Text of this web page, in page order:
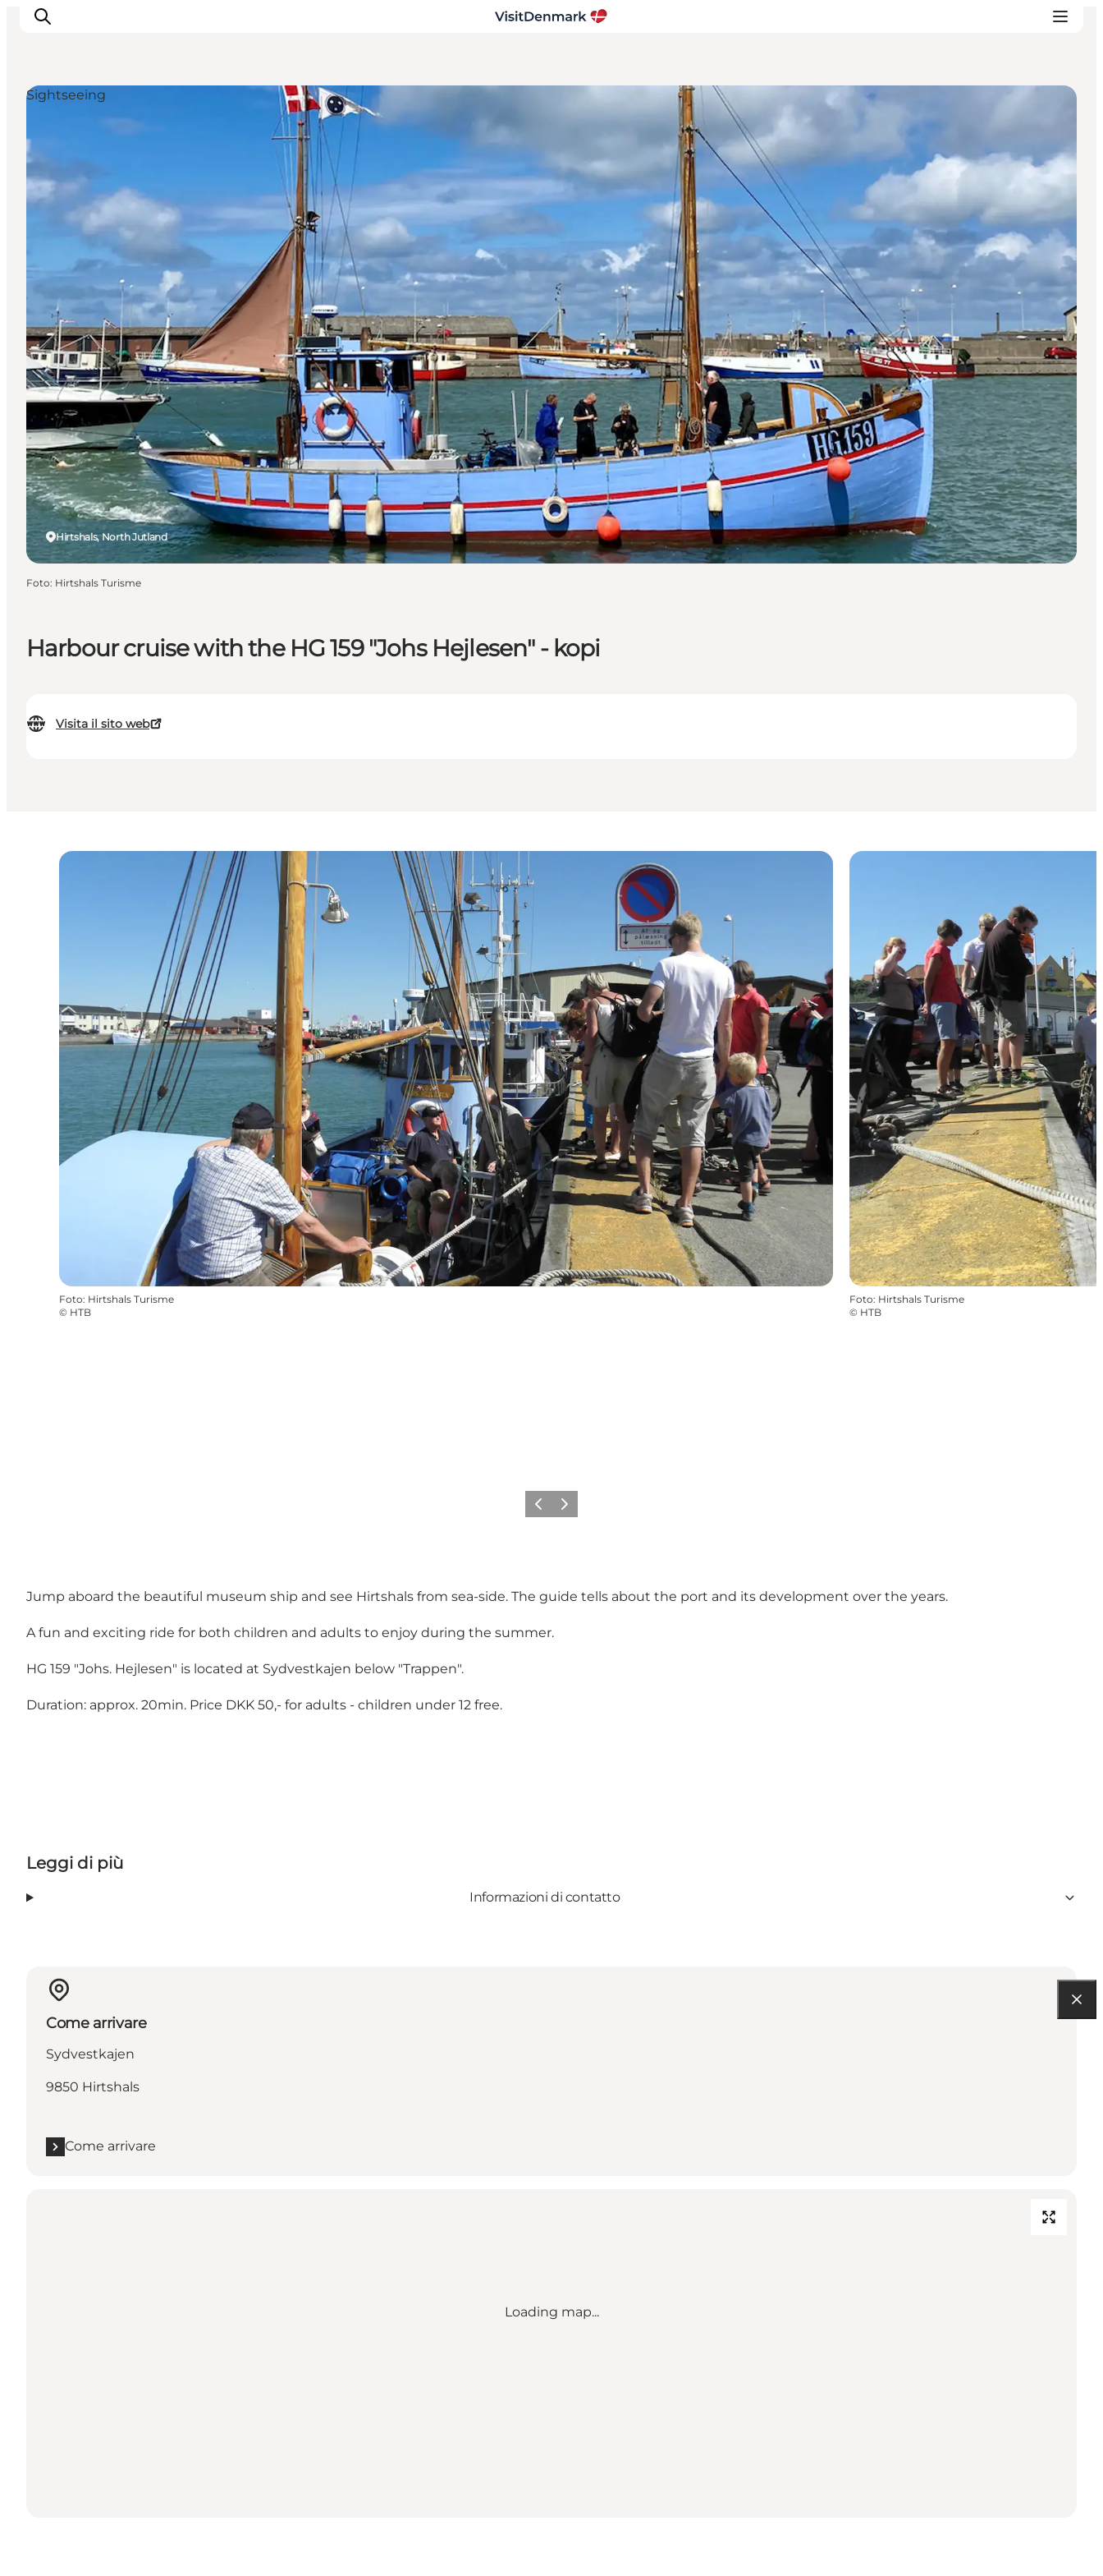
Dove andare
Cosa fare
Dove dormire
Pianifica il viaggio
Harbour cruise with the HG 159 "Johs Hejlesen" - kopi
Visita il sito web
Hirtshals, North Jutland
Sightseeing
Foto: Hirtshals Turisme
Foto: Hirtshals Turisme
© HTB
Foto: Hirtshals Turisme
© HTB
Precedente
Avanti
Jump aboard the beautiful museum ship and see Hirtshals from sea-side. The guide tells about the port and its development over the years.
A fun and exciting ride for both children and adults to enjoy during the summer.
HG 159 "Johs. Hejlesen" is located at Sydvestkajen below "Trappen".
Duration: approx. 20min. Price DKK 50,- for adults - children under 12 free.
Leggi di più
Informazioni di contatto
Come arrivare
Sydvestkajen
9850 Hirtshals
Come arrivare
Loading map...